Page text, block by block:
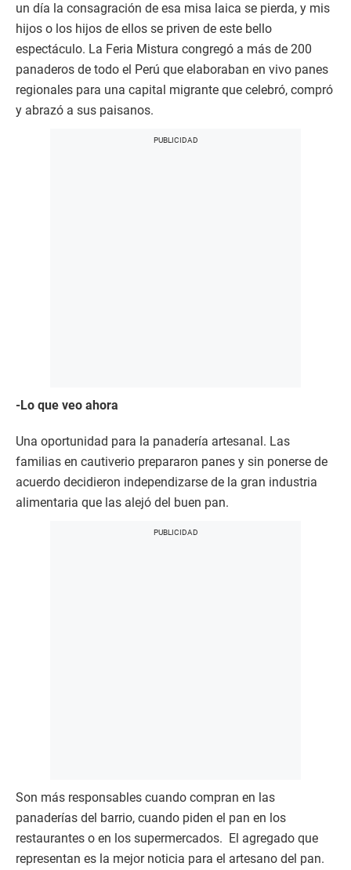
un día la consagración de esa misa laica se pierda, y mis
hijos o los hijos de ellos se priven de este bello
espectáculo. La Feria Mistura congregó a más de 200
panaderos de todo el Perú que elaboraban en vivo panes
regionales para una capital migrante que celebró, compró
y abrazó a sus paisanos.
-Lo que veo ahora
Una oportunidad para la panadería artesanal. Las
familias en cautiverio prepararon panes y sin ponerse de
acuerdo decidieron independizarse de la gran industria
alimentaria que las alejó del buen pan.
Son más responsables cuando compran en las
panaderías del barrio, cuando piden el pan en los
restaurantes o en los supermercados. El agregado que
representan es la mejor noticia para el artesano del pan.